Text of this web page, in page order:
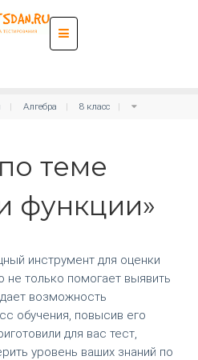
Алгебра 8 класс
теме
функции»
инструмент для оценки
не только помогает выявить
возможность
обучения, повысив его
для вас тест,
уровень ваших знаний по